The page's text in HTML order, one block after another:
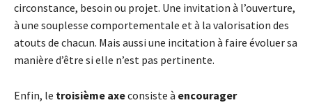
circonstance, besoin ou projet. Une invitation à l’ouverture,
à une souplesse comportementale et à la valorisation des
atouts de chacun. Mais aussi une incitation à faire évoluer sa
manière d’être si elle n’est pas pertinente.
Enfin, le troisième axeconsiste à encourager